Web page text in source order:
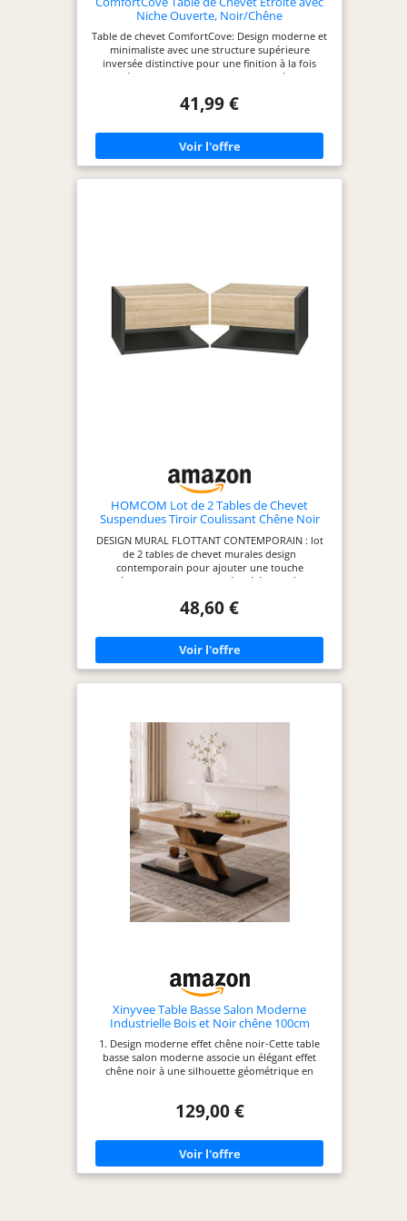
Niche Ouverte, Noir/Chêne
Table de chevet ComfortCove: Design moderne et
minimaliste avec une structure supérieure
inversée distinctive pour une finition à la fois
esthétique et pratique Configuration à deux
objets du quotidien et étagère intérieure dans le
et discret Étagère supérieure facile d’accès: La
partie supérieure surélevée permet de poser et
d’atteindre facilement des objets tels que
téléphone, lunettes ou réveil Solution compacte et
41,99 €
HOMCOM Lot de 2 Tables de Chevet
Suspendues Tiroir Coulissant Chêne Noir
DESIGN MURAL FLOTTANT CONTEMPORAIN : lot
de 2 tables de chevet murales design
contemporain pour ajouter une touche
supplémentaire de modernité et élégance à votre
aspect chêne clair avec veinage LOT DE 2 TABLES
pour aménager votre chambre avec style TRIPLE
ESPACE DE RANGEMENT : tables de chevet
composées d'un plateau, d'un tiroir coulissant et
d'une étagère OPTIMISATION DE VOTRE ESPACE :
FACILE ET RAPIDE : notice d'assemblage illustrée
fournie - Conception, fabrication de qualité en
panneaux de particules robustes : uitilisation
pérenne en toute commodité
48,60 €
Xinyvee Table Basse Salon Moderne
Industrielle Bois et Noir chêne 100cm
1. Design moderne effet chêne noir-Cette table
basse salon moderne associe un élégant effet
chêne noir à une silhouette géométrique en
industriel ou minimaliste, devant un canapé ou au
avec grand plateau-Avec ses dimensions d’environ
100 x 50 x 45 cm, cette table basse rectangulaire
offre une surface pratique pour poser boissons,
collations, livres, décoration, ordinateur portable
129,00 €